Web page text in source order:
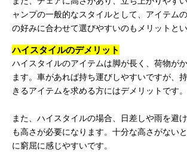
ャンプの一般的なスタイルとして、アイテム
の好みに合わせて選びやすいのもメリットとい
ハイスタイルのデメリット
ハイスタイルのアイテムは脚が長く、荷物が
ます。車があれば持ち運びしやすいですが、
きるアイテムを求める方にはデメリットです。
また、ハイスタイルの場合、日差しや雨を避
も高さが必要になります。十分な高さがない
に窮屈に感じやすいです。